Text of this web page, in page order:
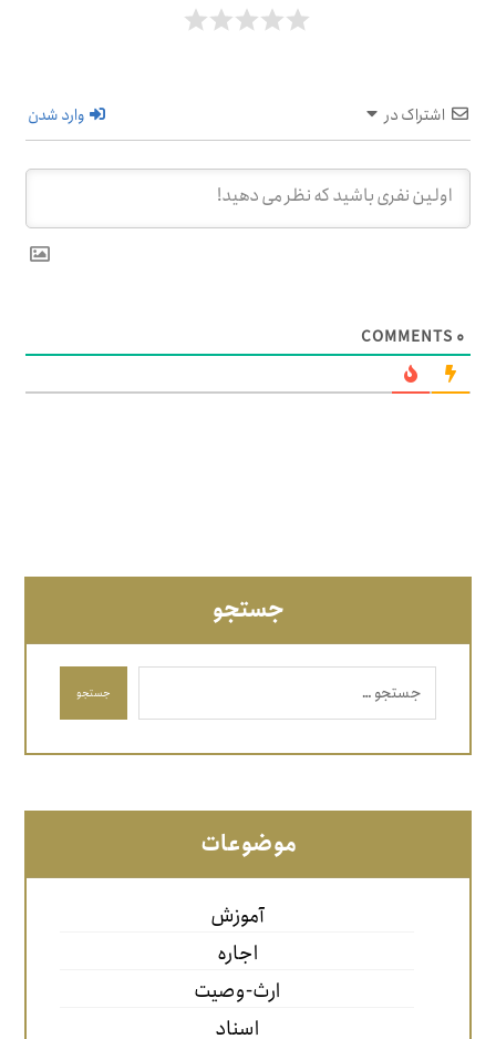
اشتراک در وارد شدن
۰
جستجو
جستجو
موضوعات
آموزش
اجاره
ارث-وصیت
اسناد